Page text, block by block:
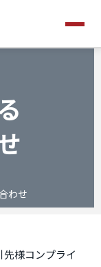
わせ
先様コンプライ